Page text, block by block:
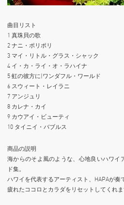
曲目リスト
1 真珠貝の歌
2 ナニ・ポリポリ
3 マイ・リトル・グラス・シャック
4 イ・カ・ライ・オ・ラハイナ
5 虹の彼方に|ワンダフル・ワールド
6 スウィート・レイラニ
7 アンジュリ
8 カレナ・カイ
9 カウアイ・ビューティ
10 タイニイ・バブルス
商品の説明
海からのそよ風のような、心地良いハワイ
ド集。
ハワイを代表するアーティスト、HAPAが奏
疲れたココロとカラダをリセットしてくれま